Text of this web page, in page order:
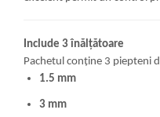
Include 3 înălțătoare
Pachetul conține 3 piepteni
1.5 mm
3 mm